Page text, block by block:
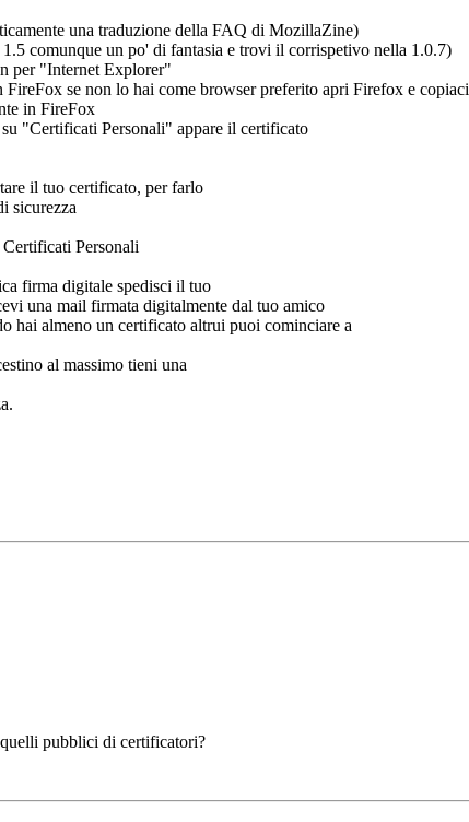
una traduzione della FAQ di MozillaZine)
comunque un po' di fantasia e trovi il corrispetivo nella 1.0.7)
per "Internet Explorer"
se non lo hai come browser preferito apri Firefox e
in FireFox
"Certificati Personali" appare il certificato
il tuo certificato, per farlo
sicurezza
Personali
firma digitale spedisci il tuo
una mail firmata digitalmente dal tuo amico
hai almeno un certificato altrui puoi cominciare a
al massimo tieni una
pubblici di certificatori?